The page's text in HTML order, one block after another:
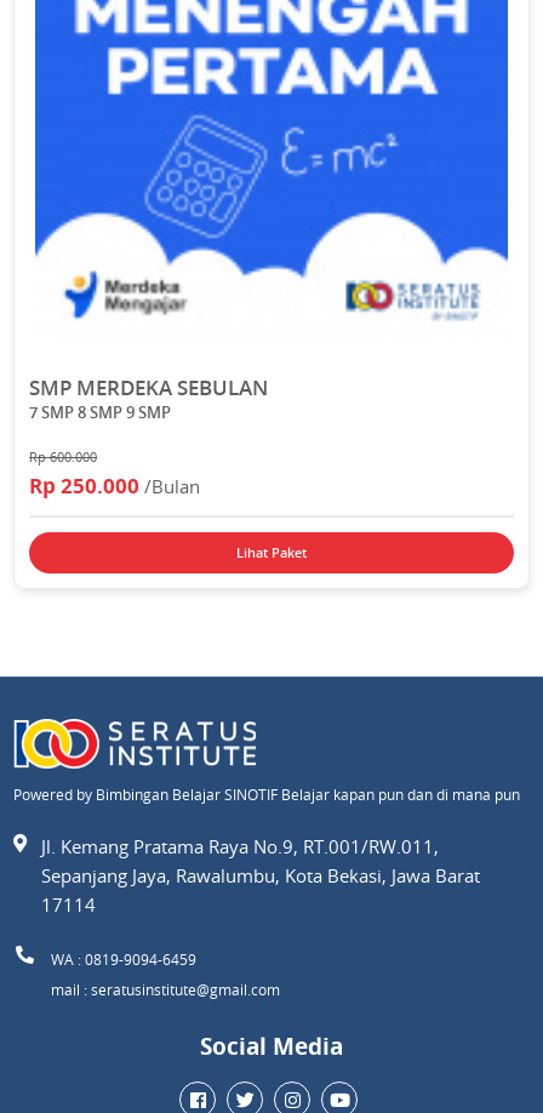
SMP MERDEKA SEBULAN
7 SMP 8 SMP 9 SMP
Rp 600.000
Rp 250.000/Bulan
Lihat Paket
Powered by Bimbingan Belajar SINOTIF Belajar kapan pun dan di mana pun
Jl. Kemang Pratama Raya No.9, RT.001/RW.011,
Sepanjang Jaya, Rawalumbu, Kota Bekasi, Jawa Barat
17114
WA : 0819-9094-6459
mail : seratusinstitute@gmail.com
Social Media